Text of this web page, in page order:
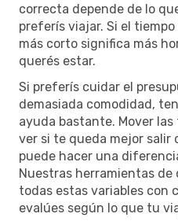
correcta depende de lo
preferís viajar. Si el
más corto significa más
querés estar.
Si preferís cuidar el
demasiada comodidad,
ayuda bastante. Mover
ver si te queda mejor salir
puede hacer una
Nuestras herramientas
todas estas variables con
evalúes según lo que tu